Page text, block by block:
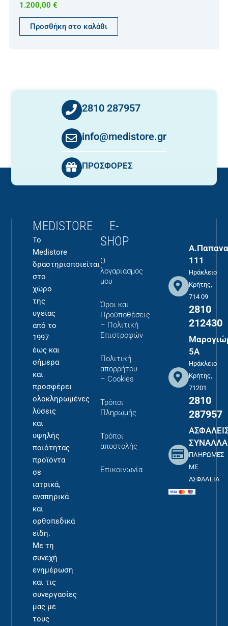
1.200,00 €
Προσθήκη στο καλάθι
2810 287957
info@medistore.gr
ΠΡΟΣΦΟΡΕΣ
MEDISTORE
Το
Medistore
δραστηριοποιείται
στο
χώρο
της
υγείας
από το
1997
έως και
σήμερα
και
προσφέρει
ολοκληρωμένες
λύσεις
και
υψηλής
ποιότητας
προϊόντα
σε
ιατρικά,
αναπηρικά
και
ορθοπεδικά
είδη.
Με τη
συνεχή
ενημέρωση
και τις
συνεργασίες
μας με
τους
E-
SHOP
Ο
λογαριασμός
μου
Όροι και
Προϋποθέσεις
– Πολιτική
Επιστροφών
Πολιτική
απορρήτου
– Cookies
Τρόποι
Πληρωμής
Τρόποι
αποστολής
Επικοινωνία
111
Ηράκλειο
Κρήτης,
714 09
2810
212430
5Α
Ηράκλειο
Κρήτης,
71201
2810
287957
ΠΛΗΡΩΜΕΣ
ΜΕ
ΑΣΦΑΛΕΙΑ